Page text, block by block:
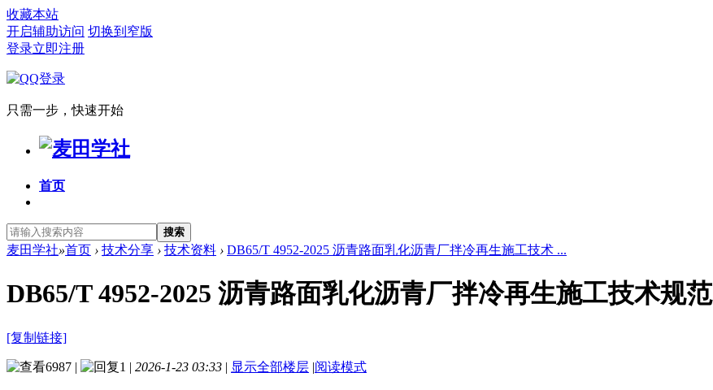
收藏本站
开启辅助访问 切换到窄版
登录立即注册
只需一步，快速开始
首页
搜索
麦田学社»首页 › 技术分享 › 技术资料 › DB65/T 4952-2025 沥青路面乳化沥青厂拌冷再生施工技术 ...
DB65/T 4952-2025 沥青路面乳化沥青厂拌冷再生施工技术规范
[复制链接]
6987 | 1 | 2026-1-23 03:33 | 显示全部楼层 |阅读模式